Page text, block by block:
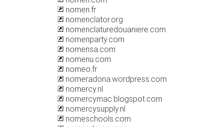
nomen.fr
nomenclator.org
nomenclaturedouaniere.com
nomenparty.com
nomensa.com
nomenu.com
nomeo.fr
nomeradona.wordpress.com
nomercy.nl
nomercymac.blogspot.com
nomercysupply.nl
nomeschools.com